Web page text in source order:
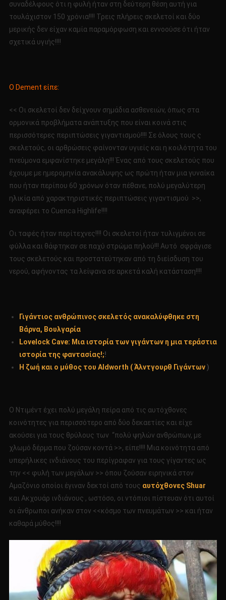
συναδέλφους ότι η φυλή ήταν στη δεύτερη θέση αυτή για
τουλάχιστον 150 χρόνια!!!! Τρεις πλήρεις σκελετοί και δύο
μερικής δεν είχαν καμία παραμόρφωση και εννοούσε ότι ήταν
σχετικά υγιής!!!!
Ο Dement είπε:
<< Οι σκελετοί δεν δείχνουν σημάδια ασθενειών, όπως στα
ορμονικά προβλήματα ανάπτυξης που είναι κοινά στις
περισσότερες περιπτώσεις γιγαντισμού!!!! Σε όλους τους ς
σκελετούς, οι αρθρώσεις φαίνονταν υγιείς και η κοιλότητα του
πνεύμονα εμφανίστηκε μεγάλη!!! Ένας από τους σκελετούς που
έχουμε με ημερομηνία ανακάλυψης ως πρώτη ήταν μια γυναίκα
που ήταν περίπου 60 χρόνων όταν πέθανε, πολύ μεγαλύτερη
ηλικία από χαρακτηριστικές περιπτώσεις γιγαντισμού >>,
αναφέρει το Cuenca Highlife!!!!
Οι ταφές ήταν περίτεχνες!!!! Οι σκελετοί ήταν τυλιγμένοι σε
φύλλα και θάφτηκαν σε παχύ στρώμα πηλού!!! Αυτό σφράγισε
τους σκελετούς και προστατεύτηκαν από τη διείσδυση του
νερού, αφήνοντας τα λείψανα σε αρκετά καλή κατάσταση!!!!
Γιγάντιος ανθρώπινος σκελετός ανακαλύφθηκε στη
Βάρνα, Βουλγαρία
Lovelock Cave: Μια ιστορία των γιγάντων η μια τεράστια
ιστορία της φαντασίας!;!
Η ζωή και ο μύθος του Aldworth ( Άλντγουρθ Γιγάντων)
Ο Ντιμέντ έχει πολύ μεγάλη πείρα από τις αυτόχθονες
κοινότητες για περισσότερο από δύο δεκαετίες και είχε
ακούσει για τους θρύλους των “πολύ ψηλών ανθρώπων, με
χλωμό δέρμα που ζούσαν κοντά >>, είπε!!!! Μια κοινότητα από
υπερήλικες ινδιάνους του περίγραφαν για τους γίγαντες ως
την << φυλή των μεγάλων >> όπου ζούσαν ειρηνικά στον
Αμαζόνιο οποίοι έγιναν δεκτοί από τους αυτόχθονες Shuar
και Aκχουάρ ινδιάνους , ωστόσο, οι ντόπιοι πίστευαν ότι αυτοί
οι άνθρωποι ανήκαν στον <<κόσμο των πνευμάτων >> και ήταν
καθαρά μύθος!!!!